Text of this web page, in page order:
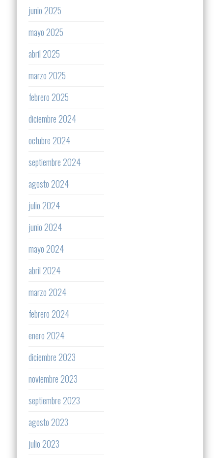
junio 2025
mayo 2025
abril 2025
marzo 2025
febrero 2025
diciembre 2024
octubre 2024
septiembre 2024
agosto 2024
julio 2024
junio 2024
mayo 2024
abril 2024
marzo 2024
febrero 2024
enero 2024
diciembre 2023
noviembre 2023
septiembre 2023
agosto 2023
julio 2023